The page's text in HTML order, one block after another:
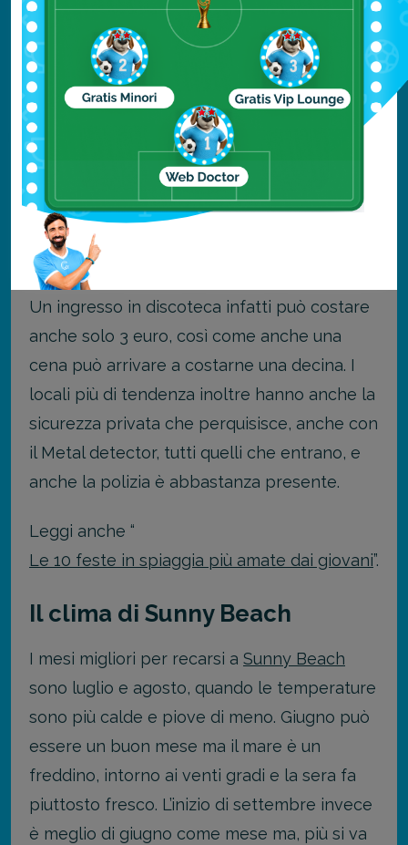
viene chiamata “La città fantasma”.
Lo strip
Passeggiando lungo lo strip, il lungomare di
Sunny Beach
, incontrerete centinaia di
strutture tra hotels, ristoranti, bar e
discoteche. Un vero paradiso per chi ama
questo genere di cose, anche dal punto di
vista economico.
Un ingresso in discoteca infatti può costare
anche solo 3 euro, così come anche una
cena può arrivare a costarne una decina. I
locali più di tendenza inoltre hanno anche la
sicurezza privata che perquisisce, anche con
il Metal detector, tutti quelli che entrano, e
anche la polizia è abbastanza presente.
Leggi anche “
Le 10 feste in spiaggia più amate dai giovani”.
Il clima di Sunny Beach
I mesi migliori per recarsi a Sunny Beach
sono luglio e agosto, quando le temperature
sono più calde e piove di meno. Giugno può
essere un buon mese ma il mare è un
freddino, intorno ai venti gradi e la sera fa
piuttosto fresco. L’inizio di settembre invece
è meglio di giugno come mese ma, più si va